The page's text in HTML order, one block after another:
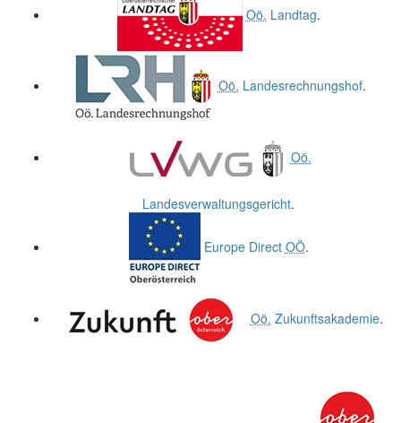
Oö. Landtag.
Oö. Landesrechnungshof.
Oö.
Landesverwaltungsgericht.
Europe Direct OÖ.
Oö. Zukunftsakademie.